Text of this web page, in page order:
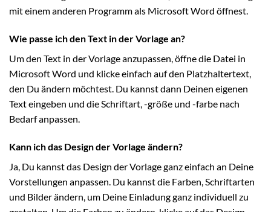
mit einem anderen Programm als Microsoft Word öffnest.
Wie passe ich den Text in der Vorlage an?
Um den Text in der Vorlage anzupassen, öffne die Datei in
Microsoft Word und klicke einfach auf den Platzhaltertext,
den Du ändern möchtest. Du kannst dann Deinen eigenen
Text eingeben und die Schriftart, -größe und -farbe nach
Bedarf anpassen.
Kann ich das Design der Vorlage ändern?
Ja, Du kannst das Design der Vorlage ganz einfach an Deine
Vorstellungen anpassen. Du kannst die Farben, Schriftarten
und Bilder ändern, um Deine Einladung ganz individuell zu